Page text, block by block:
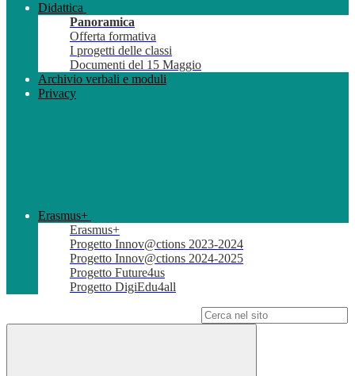
Didattica
Panoramica
Offerta formativa
I progetti delle classi
Documenti del 15 Maggio
Archivio verbali e moduli
Privacy
Erasmus+
Erasmus+
Progetto Innov@ctions 2023-2024
Progetto Innov@ctions 2024-2025
Progetto Future4us
Progetto DigiEdu4all